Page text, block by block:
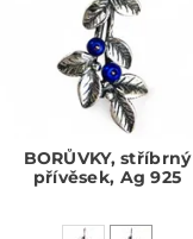
BORŮVKY, stříbrný
přívěsek, Ag 925